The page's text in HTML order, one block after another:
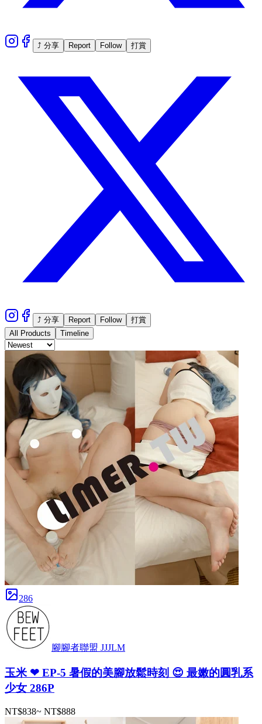
⤴ 分享 Report Follow 打賞
⤴ 分享 Report Follow
打賞
All Products
Timeline
286
腳腳者聯盟 JJJLM
玉米 ❤ EP-5 暑假的美腳放鬆時刻 😍 最嫩的圓乳系
少女 286P
NT$838~ NT$888